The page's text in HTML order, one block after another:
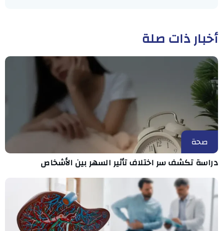
أخبار ذات صلة
صحة
دراسة تكشف سر اختلاف تأثير السهر بين الأشخاص